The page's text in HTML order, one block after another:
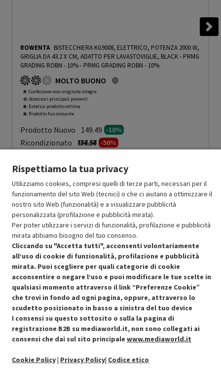
ROWENTA BISTECCHIERA KG9008, ELETTRICO, POTENZA 2000 W,
GRIGLIA DA 43.2 X CM, ADATTO PER LAVASTOVIGLIE, BLACK - PRMG
GRADING ROBN - 10%- PRMG GRADING ROBN - 10%
MOLTO BUONO
R: Confezione non originale integra
O: Accessori principali presenti
B: Estetica prodotto ottima
N: Prodotto funzionante
Prodotto Nuovo 149.49 -10%
Ricondizionato Prezzo ridotto da
134.54a-50%
67.27
Aggiungi al carrello
SCONTO RICONDIZIONATI
Approfitta dello sconto del 50% sul prodotto ricondizionato.
Condizioni generali di vendita
Cookie Policy
Preferenze cookie
Informativa privacy
Recedere dal contratto qui
Rispettiamo la tua privacy
Utilizziamo cookies, compresi quelli di terze parti, necessari per il
funzionamento del sito Web (tecnici) o che ci aiutano a ottimizzare il
nostro sito Web (funzionalità) e a visualizzare pubblicità
personalizzata (profilazione e pubblicità mirata).
Per poter utilizzare i servizi di funzionalità, profilazione e pubblicità
mirata abbiamo bisogno del tuo consenso.
Cliccando su "Accetta tutti", acconsenti volontariamente
all’uso di cookie di funzionalità, profilazione e pubblicità
mirata. Puoi scegliere per quali categorie di cookie
acconsentire o negare l’uso e puoi modificare le tue scelte in
qualsiasi momento attraverso il link “Preferenze Cookie”
che trovi in fondo ad ogni pagina, oppure, attraverso lo
scudetto posizionato in basso a sinistra del tuo device
I consensi su questo sottosito o sulla la pagina di
registrazione B2B su mediaworld.it, non sono collegati ai
consensi che dai sul sito principale www.mediaworld.it
Cookie Policy| Privacy Policy| Codice etico